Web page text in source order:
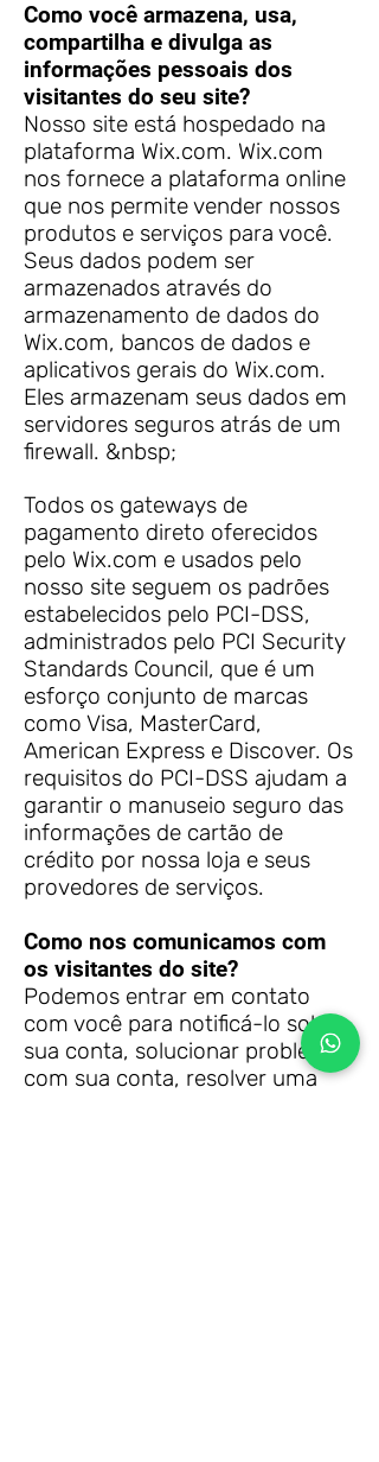
Como você armazena, usa,
compartilha e divulga as
informações pessoais dos
visitantes do seu site?
Nosso site está hospedado na
plataforma Wix.com. Wix.com
nos fornece a plataforma online
que nos permite vender nossos
produtos e serviços para você.
Seus dados podem ser
armazenados através do
armazenamento de dados do
Wix.com, bancos de dados e
aplicativos gerais do Wix.com.
Eles armazenam seus dados em
servidores seguros atrás de um
firewall. &nbsp;
Todos os gateways de
pagamento direto oferecidos
pelo Wix.com e usados pelo
nosso site seguem os padrões
estabelecidos pelo PCI-DSS,
administrados pelo PCI Security
Standards Council, que é um
esforço conjunto de marcas
como Visa, MasterCard,
American Express e Discover. Os
requisitos do PCI-DSS ajudam a
garantir o manuseio seguro das
informações de cartão de
crédito por nossa loja e seus
provedores de serviços.
Como nos comunicamos com
os visitantes do site?
Podemos entrar em contato
com você para notificá-lo sobre
sua conta, solucionar problemas
com sua conta, resolver uma